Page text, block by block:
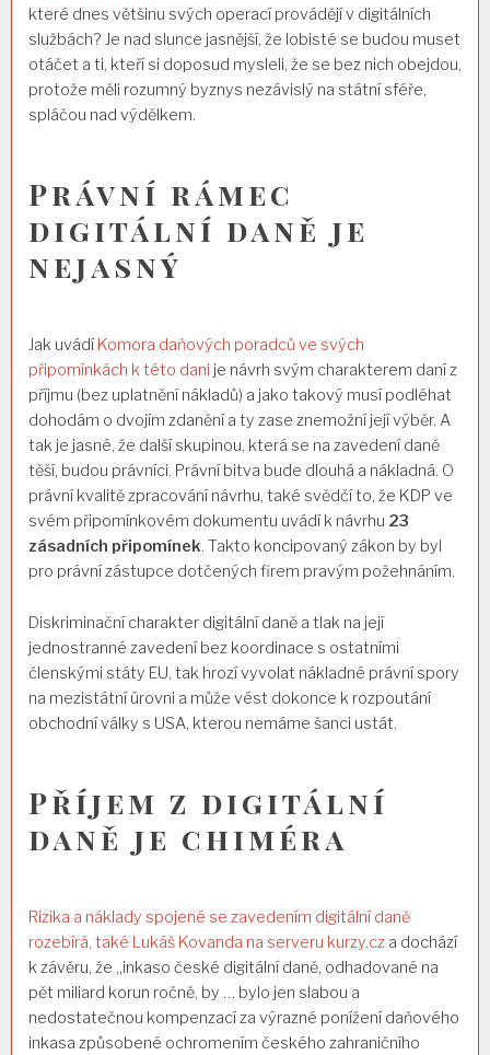
které dnes většinu svých operací provádějí v digitálních
službách? Je nad slunce jasnější, že lobisté se budou muset
otáčet a ti, kteří si doposud mysleli, že se bez nich obejdou,
protože měli rozumný byznys nezávislý na státní sféře,
spláčou nad výdělkem.
Právní rámec
digitální daně je
nejasný
Jak uvádíKomora daňových poradců ve svých
připomínkách k této dani je návrh svým charakterem daní z
příjmu (bez uplatnění nákladů) a jako takový musí podléhat
dohodám o dvojím zdanění a ty zase znemožní její výběr. A
tak je jasné, že další skupinou, která se na zavedení daně
těší, budou právníci. Právní bitva bude dlouhá a nákladná. O
právní kvalitě zpracování návrhu, také svědčí to, že KDP ve
svém připomínkovém dokumentu uvádí k návrhu 23
zásadních připomínek. Takto koncipovaný zákon by byl
pro právní zástupce dotčených firem pravým požehnáním.
Diskriminační charakter digitální daně a tlak na její
jednostranné zavedení bez koordinace s ostatními
členskými státy EU, tak hrozí vyvolat nákladné právní spory
na mezistátní úrovni a může vést dokonce k rozpoutání
obchodní války s USA, kterou nemáme šanci ustát.
Příjem z digitální
daně je chiméra
Rizika a náklady spojené se zavedením digitální daně
rozebírá, také Lukáš Kovanda na serveru kurzy.cz a dochází
k závěru, že „inkaso české digitální daně, odhadované na
pět miliard korun ročně, by … bylo jen slabou a
nedostatečnou kompenzací za výrazné ponížení daňového
inkasa způsobené ochromením českého zahraničního